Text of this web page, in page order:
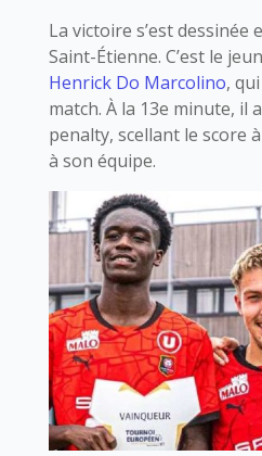
La victoire s’est dessinée
Saint-Étienne. C’est le
Henrick Do Marcolino,
match. À la 13e minute, il
penalty, scellant le score
à son équipe.